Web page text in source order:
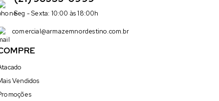
Seg - Sexta: 10:00 às 18:00h
comercial@armazemnordestino.com.br
Vendidos